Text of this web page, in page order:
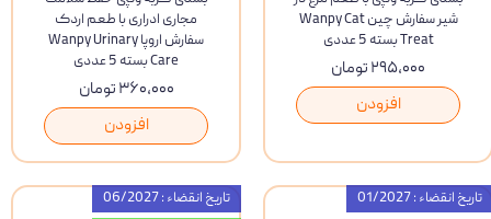
شیر سفارش چین Wanpy Cat
Treat بسته 5 عددی
۲۹۵,۰۰۰ تومان
افزودن
مجاری ادراری با طعم اردک
سفارش اروپا Wanpy Urinary
Care بسته 5 عددی
۳۶۰,۰۰۰ تومان
افزودن
تاریخ انقضاء : 01/2027
تاریخ انقضاء : 06/2027